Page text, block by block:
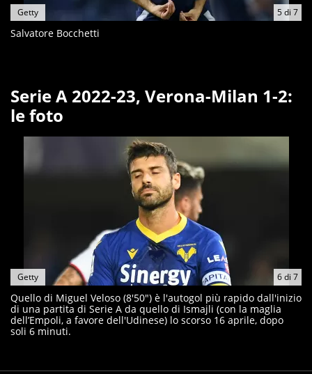
5di 7
Getty
Salvatore Bocchetti
Serie A 2022-23, Verona-Milan 1-2:
le foto
6di 7
Getty
Quello di Miguel Veloso (8'50") è l'autogol più rapido dall'inizio
di una partita di Serie A da quello di Ismajli (con la maglia
dell’Empoli, a favore dell'Udinese) lo scorso 16 aprile, dopo
soli 6 minuti.